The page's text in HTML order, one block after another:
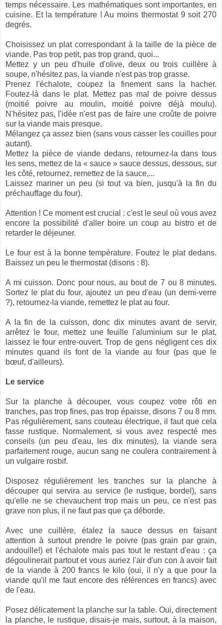
temps nécessaire. Les mathématiques sont importantes, en
cuisine. Et la température ! Au moins thermostat 9 soit 270
degrés.
Choisissez un plat correspondant à la taille de la pièce de
viande. Pas trop petit, pas trop grand, quoi...
Mettez y un peu d'huile d'olive, deux ou trois cuillère à
soupe, n'hésitez pas, la viande n'est pas trop grasse.
Prenez l'échalote, coupez la finement sans la hacher.
Foutez-là dans le plat. Mettez pas mal de poivre dessus
(moitié poivre au moulin, moitié poivre déjà moulu).
N'hésitez pas, l'idée n'est pas de faire une croûte de poivre
sur la viande mais presque.
Mélangez ça assez bien (sans vous casser les couilles pour
autant).
Mettez la pièce de viande dedans, retournez-la dans tous
les sens, mettez de la « sauce » sauce dessus, dessous, sur
les côté, retournez, remettez de la sauce,...
Laissez mariner un peu (si tout va bien, jusqu'à la fin du
préchauffage du four).
Attention ! Ce moment est crucial : c'est le seul où vous avez
encore la possibilité d'aller boire un coup au bistro et de
retarder le déjeuner.
Le four est à la bonne température. Foutez le plat dedans.
Baissez un peu le thermostat (disons : 8).
A mi cuisson. Donc pour nous, au bout de 7 ou 8 minutes.
Sortez le plat du four, ajoutez un peu d'eau (un demi-verre
?), retournez-la viande, remettez le plat au four.
A la fin de la cuisson, donc dix minutes avant de servir,
arrêtez le four, mettez une feuille l'aluminium sur le plat,
laissez le four entre-ouvert. Trop de gens négligent ces dix
minutes quand ils font de la viande au four (pas que le
bœuf, d'ailleurs).
Le service
Sur la planche à découper, vous coupez votre rôti en
tranches, pas trop fines, pas trop épaisse, disons 7 ou 8 mm.
Pas régulièrement, sans couteau électrique, il faut que cela
fasse rustique. Normalement, si vous avez respecté mes
conseils (un peu d'eau, les dix minutes), la viande sera
parfaitement rouge, aucun sang ne coulera contrairement à
un vulgaire rosbif.
Disposez régulièrement les tranches sur la planche à
découper qui servira au service (le rustique, bordel), sans
qu'elle ne se chevauchent trop mais un peu, ce n'est pas
grave non plus, il ne faut pas que ça déborde.
Avec une cuillère, étalez la sauce dessus en faisant
attention à surtout prendre le poivre (pas grain par grain,
andouille!) et l'échalote mais pas tout le restant d'eau : ça
dégoulinerait partout et vous auriez l'air d'un con à avoir fait
de la viande à 200 francs le kilo (oui, il n'y a que pour la
viande qu'il me faut encore des références en francs) avec
de l'eau.
Posez délicatement la planche sur la table. Oui, directement
la planche, le rustique, disais-je mais, surtout, à la maison,